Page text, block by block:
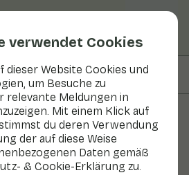
verwendet Cookies
dieser Website Cookies und
um Besuche zu
relevante Meldungen in
Mit einem Klick auf
du deren Verwendung
der auf diese Weise
Daten gemäß
& Cookie-Erklärung zu.
Zubereitung